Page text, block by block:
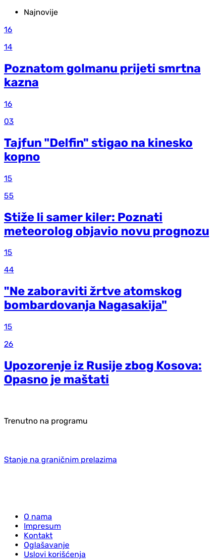
Najnovije
16
14
Poznatom golmanu prijeti smrtna
kazna
16
03
Tajfun "Delfin" stigao na kinesko
kopno
15
55
Stiže li samer kiler: Poznati
meteorolog objavio novu prognozu
15
44
"Ne zaboraviti žrtve atomskog
bombardovanja Nagasakija"
15
26
Upozorenje iz Rusije zbog Kosova:
Opasno je maštati
Trenutno na programu
Stanje na graničnim prelazima
O nama
Impresum
Kontakt
Oglašavanje
Uslovi korišćenja